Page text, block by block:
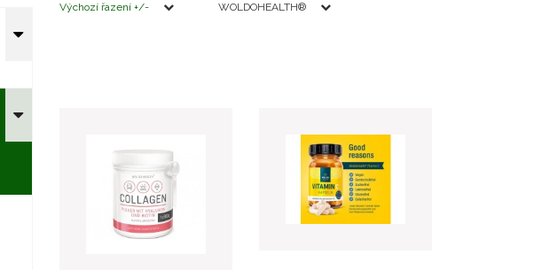
Výchozí řazení +/-
WOLDOHEALTH®